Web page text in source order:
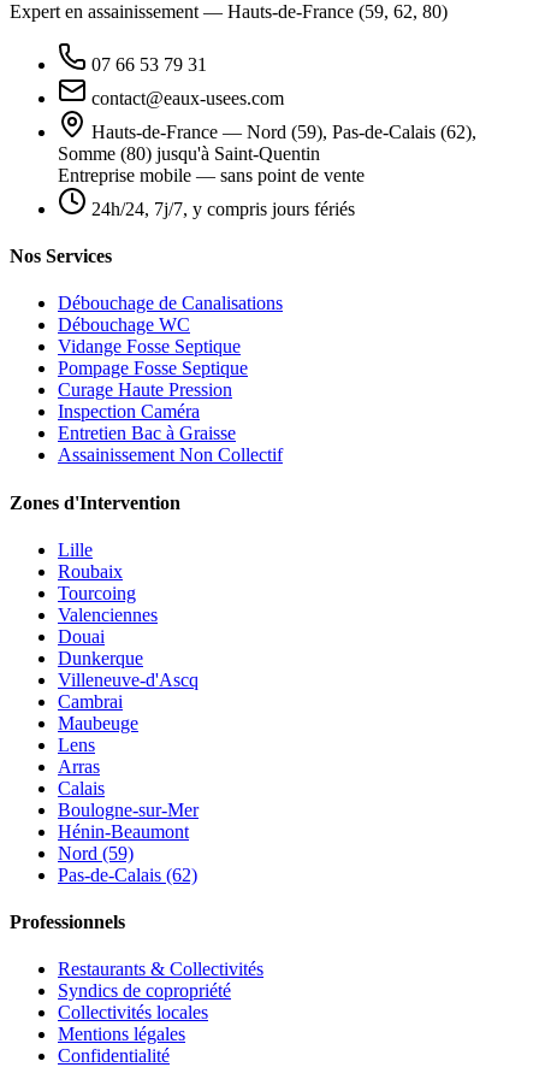
Expert en assainissement — Hauts-de-France (59, 62, 80)
07 66 53 79 31
contact@eaux-usees.com
Hauts-de-France — Nord (59), Pas-de-Calais (62),
Somme (80) jusqu'à Saint-Quentin
Entreprise mobile — sans point de vente
24h/24, 7j/7, y compris jours fériés
Nos Services
Débouchage de Canalisations
Débouchage WC
Vidange Fosse Septique
Pompage Fosse Septique
Curage Haute Pression
Inspection Caméra
Entretien Bac à Graisse
Assainissement Non Collectif
Zones d'Intervention
Lille
Roubaix
Tourcoing
Valenciennes
Douai
Dunkerque
Villeneuve-d'Ascq
Cambrai
Maubeuge
Lens
Arras
Calais
Boulogne-sur-Mer
Hénin-Beaumont
Nord (59)
Pas-de-Calais (62)
Professionnels
Restaurants & Collectivités
Syndics de copropriété
Collectivités locales
Mentions légales
Confidentialité